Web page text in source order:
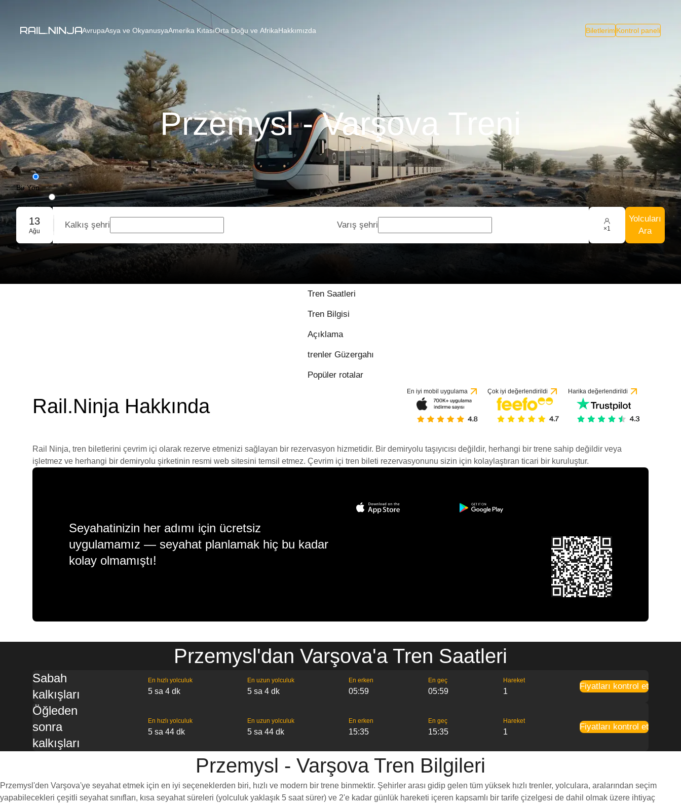
AvrupaAsya ve OkyanusyaAmerika KıtasıOrta Doğu ve AfrikaHakkımızda Biletlerim Kontrol paneli
Przemysl - Varşova Treni
Bir Yön
Gidiş-Dönüş
Grup Rezervasyonu
13
Ağu
Kalkış şehri Varış şehri ×1
Yolcuları
Ara
Tren Saatleri
Tren Bilgisi
Açıklama
trenler Güzergahı
Popüler rotalar
Rail.Ninja Hakkında
En iyi mobil uygulama Çok iyi değerlendirildi Harika değerlendirildi
Rail Ninja, tren biletlerini çevrim içi olarak rezerve etmenizi sağlayan bir rezervasyon hizmetidir. Bir demiryolu taşıyıcısı değildir, herhangi bir trene sahip değildir veya
işletmez ve herhangi bir demiryolu şirketinin resmi web sitesini temsil etmez. Çevrim içi tren bileti rezervasyonunu sizin için kolaylaştıran ticari bir kuruluştur.
Seyahatinizin her adımı için ücretsiz
uygulamamız — seyahat planlamak hiç bu kadar
kolay olmamıştı!
Przemysl'dan Varşova'a Tren Saatleri
Sabah
kalkışları
En hızlı yolculuk
5 sa 4 dk
En uzun yolculuk
5 sa 4 dk
En erken
05:59
En geç
05:59
Hareket
1
Fiyatları kontrol et
Öğleden
sonra
kalkışları
En hızlı yolculuk
5 sa 44 dk
En uzun yolculuk
5 sa 44 dk
En erken
15:35
En geç
15:35
Hareket
1
Fiyatları kontrol et
Przemysl - Varşova Tren Bilgileri
Przemysl'den Varşova'ye seyahat etmek için en iyi seçeneklerden biri, hızlı ve modern bir trene binmektir. Şehirler arası gidip gelen tüm yüksek hızlı trenler, yolculara, aralarından seçim
yapabilecekleri çeşitli seyahat sınıfları, kısa seyahat süreleri (yolculuk yaklaşık 5 saat sürer) ve 2'e kadar günlük hareketi içeren kapsamlı bir tarife çizelgesi de dahil olmak üzere ihtiyaç